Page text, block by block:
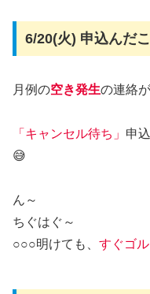
6/20(火) 申込んだ
月例の空き発生の連絡
「キャンセル待ち」 申
😅
ん～
ちぐはぐ～
○○○明けても、 すぐゴ